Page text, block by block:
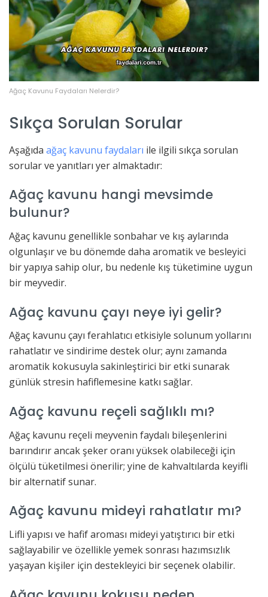
Ağaç Kavunu Faydaları Nelerdir?
Sıkça Sorulan Sorular
Aşağıda ağaç kavunu faydaları ile ilgili sıkça sorulan
sorular ve yanıtları yer almaktadır:
Ağaç kavunu hangi mevsimde
bulunur?
Ağaç kavunu genellikle sonbahar ve kış aylarında
olgunlaşır ve bu dönemde daha aromatik ve besleyici
bir yapıya sahip olur, bu nedenle kış tüketimine uygun
bir meyvedir.
Ağaç kavunu çayı neye iyi gelir?
Ağaç kavunu çayı ferahlatıcı etkisiyle solunum yollarını
rahatlatır ve sindirime destek olur; aynı zamanda
aromatik kokusuyla sakinleştirici bir etki sunarak
günlük stresin hafiflemesine katkı sağlar.
Ağaç kavunu reçeli sağlıklı mı?
Ağaç kavunu reçeli meyvenin faydalı bileşenlerini
barındırır ancak şeker oranı yüksek olabileceği için
ölçülü tüketilmesi önerilir; yine de kahvaltılarda keyifli
bir alternatif sunar.
Ağaç kavunu mideyi rahatlatır mı?
Lifli yapısı ve hafif aroması mideyi yatıştırıcı bir etki
sağlayabilir ve özellikle yemek sonrası hazımsızlık
yaşayan kişiler için destekleyici bir seçenek olabilir.